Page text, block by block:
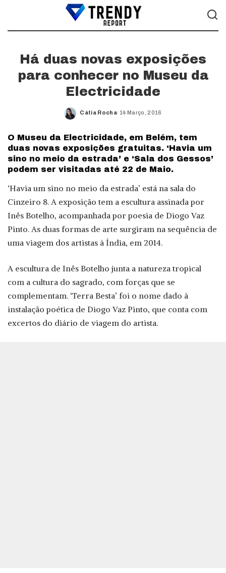
Há duas novas exposições
para conhecer no Museu da
Electricidade
Posted
Cátia Rocha 14 Março, 2016
O Museu da Electricidade, em Belém, tem
duas novas exposições gratuitas. ‘Havia um
sino no meio da estrada’ e ‘Sala dos Gessos’
podem ser visitadas até 22 de Maio.
‘Havia um sino no meio da estrada’ está na sala do
Cinzeiro 8. A exposição tem a escultura assinada por
Inês Botelho, acompanhada por poesia de Diogo Vaz
Pinto. As duas formas de arte surgiram na sequência de
uma viagem dos artistas à Índia, em 2014.
A escultura de Inês Botelho junta a natureza tropical
com a cultura do sagrado, com forças que se
complementam. ‘Terra Besta’ foi o nome dado à
instalação poética de Diogo Vaz Pinto, que conta com
excertos do diário de viagem do artista.